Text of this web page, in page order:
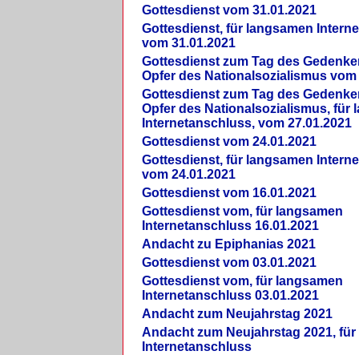
Gottesdienst vom 31.01.2021
Gottesdienst, für langsamen
vom 31.01.2021
Gottesdienst zum Tag des
Opfer des Nationalsozialismus vom
Gottesdienst zum Tag des
Opfer des Nationalsozialismus, für
Internetanschluss, vom 27.01.2021
Gottesdienst vom 24.01.2021
Gottesdienst, für langsamen
vom 24.01.2021
Gottesdienst vom 16.01.2021
Gottesdienst vom, für langsamen
Internetanschluss 16.01.2021
Andacht zu Epiphanias 2021
Gottesdienst vom 03.01.2021
Gottesdienst vom, für langsamen
Internetanschluss 03.01.2021
Andacht zum Neujahrstag 2021
Andacht zum Neujahrstag 2021,
Internetanschluss